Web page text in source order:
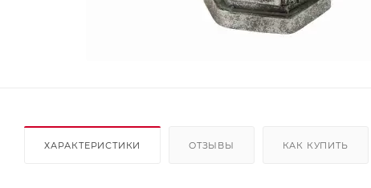
ХАРАКТЕРИСТИКИ ОТЗЫВЫ КАК КУПИТЬ